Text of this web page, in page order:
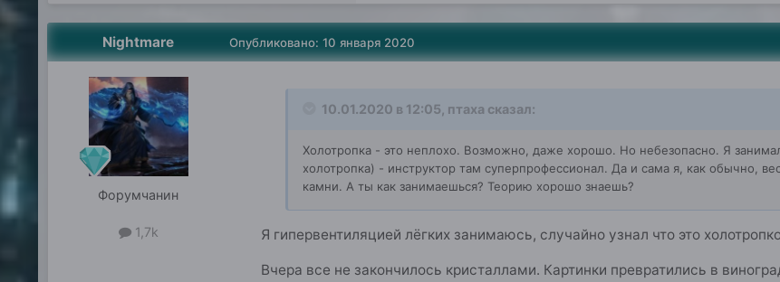
Nightmare
Форумчанин
1,7k
Опубликовано: 10 января 2020
10.01.2020 в 12:05, птаха сказал:
Холотропка - это неплохо. Возможно, даже хорошо. Но небезопасно. Я
холотропка) - инструктор там суперпрофессионал. Да и сама я, как обычно,
камни. А ты как занимаешься? Теорию хорошо знаешь?
Я гипервентиляцией лёгких занимаюсь, случайно узнал что это
Вчера все не закончилось кристаллами. Картинки превратились в